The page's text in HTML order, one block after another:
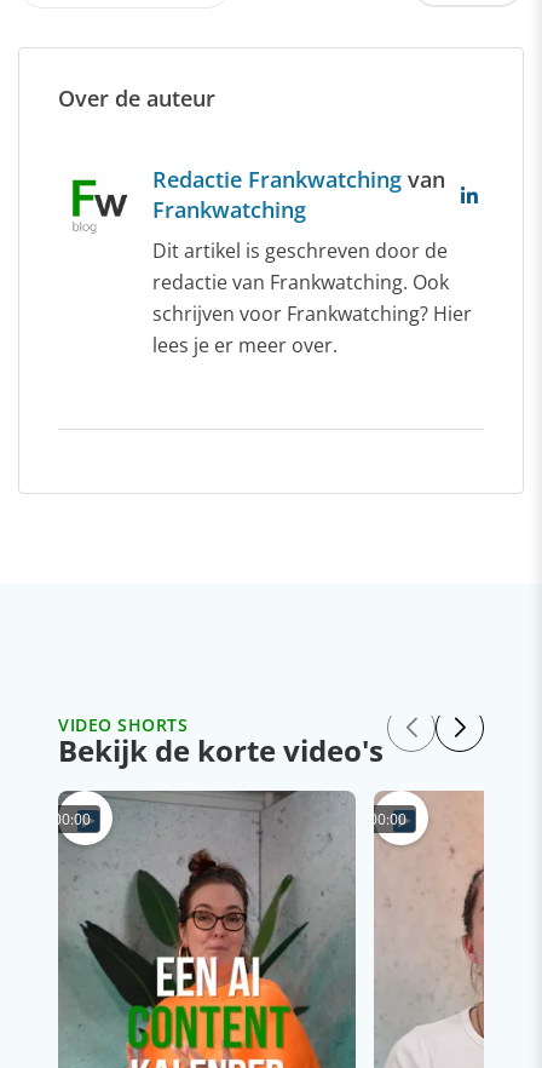
Over de auteur
Redactie Frankwatching van
Frankwatching
Dit artikel is geschreven door de
redactie van Frankwatching. Ook
schrijven voor Frankwatching? Hier
lees je er meer over.
VIDEO SHORTS
Bekijk de korte video's
00:00 00:00